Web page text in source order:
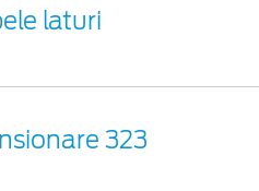
laturi
323